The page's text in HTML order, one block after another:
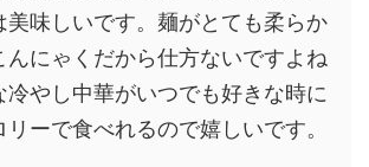
美味しいです。麺がとても柔らか
んにゃくだから仕方ないですよね
冷やし中華がいつでも好きな時に
リーで食べれるので嬉しいです。